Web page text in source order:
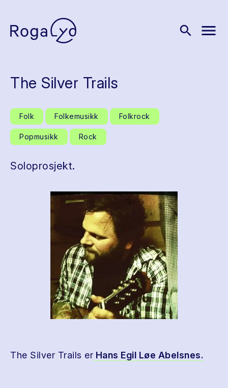
search menu
The Silver Trails
Folk Folkemusikk Folkrock
Popmusikk Rock
Soloprosjekt.
The Silver Trails er Hans Egil Løe Abelsnes.